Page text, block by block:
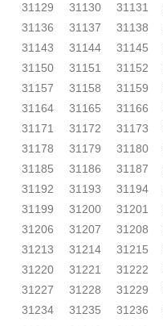
31129
31130 31131
31136
31137 31138
31143
31144 31145
31150
31151 31152
31157
31158 31159
31164
31165 31166
31171
31172 31173
31178
31179 31180
31185
31186 31187
31192
31193 31194
31199
31200 31201
31206
31207 31208
31213
31214 31215
31220
31221 31222
31227
31228 31229
31234
31235 31236